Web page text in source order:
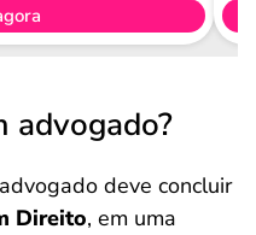
advogado?
deve concluir
Direito, em uma